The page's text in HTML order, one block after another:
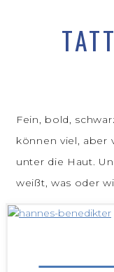
Fein, bold,
können viel, aber
unter die Haut.
weißt, was oder